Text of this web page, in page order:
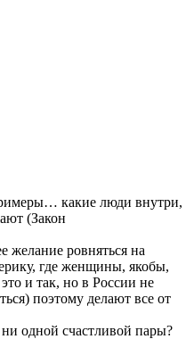
какие люди внутри,
(Закон
желание ровняться на
где женщины, якобы,
и так, но в России не
поэтому делают все от
одной счастливой пары?